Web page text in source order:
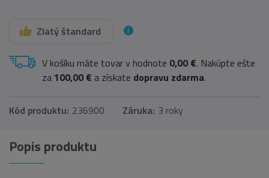
Zlatý štandard
V košíku máte tovar v hodnote 0,00 €. Nakúpte ešte
za 100,00 € a získate dopravu zdarma.
Kód produktu: 236900 Záruka: 3 roky
Popis produktu